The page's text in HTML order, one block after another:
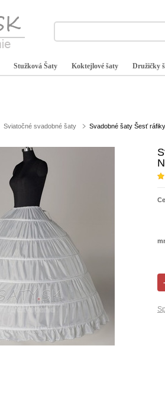
Stužková Šaty Koktejlové šaty Družičky
Sviatočné svadobné šaty Svadobné šaty Šesť